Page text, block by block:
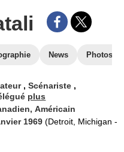
News Photos
,Scénariste ,
plus
Américain
1969(Detroit, Michigan -